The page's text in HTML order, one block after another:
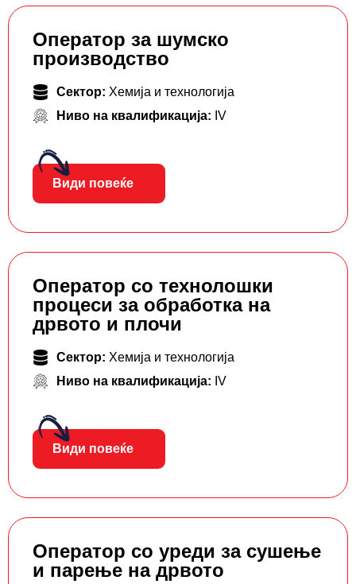
Оператор за шумско
производство
Сектор: Хемија и технологија
Ниво на квалификација: IV
Види повеќе
Оператор со технолошки
процеси за обработка на
дрвото и плочи
Сектор: Хемија и технологија
Ниво на квалификација: IV
Види повеќе
Оператор со уреди за сушење
и парење на дрвото